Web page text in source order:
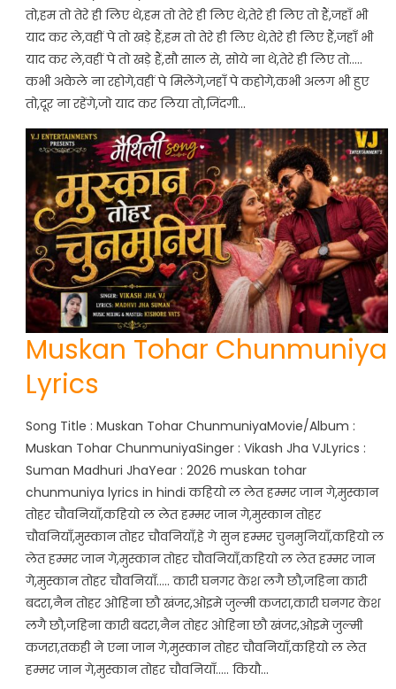
तो,हम तो तेरे ही लिए थे,हम तो तेरे ही लिए थे,तेरे ही लिए तो हैं,जहाँ भी
याद कर ले,वहीं पे तो खड़े हैं,हम तो तेरे ही लिए थे,तेरे ही लिए हैं,जहाँ भी
याद कर ले,वहीं पे तो खड़े हैं,सौ साल से, सोये ना थे,तेरे ही लिए तो…..
कभी अकेले ना रहोगे,वहीं पे मिलेंगे,जहाँ पे कहोगे,कभी अलग भी हुए
तो,दूर ना रहेंगे,जो याद कर लिया तो,जिंदगी…
Muskan Tohar Chunmuniya
Lyrics
Song Title : Muskan Tohar ChunmuniyaMovie/Album :
Muskan Tohar ChunmuniyaSinger : Vikash Jha VJLyrics :
Suman Madhuri JhaYear : 2026 muskan tohar
chunmuniya lyrics in hindi कहियो ल लेत हम्मर जान गे,मुस्कान
तोहर चौवनियाँ,कहियो ल लेत हम्मर जान गे,मुस्कान तोहर
चौवनियाँ,मुस्कान तोहर चौवनियाँ,हे गे सुन हम्मर चुनमुनियाँ,कहियो ल
लेत हम्मर जान गे,मुस्कान तोहर चौवनियाँ,कहियो ल लेत हम्मर जान
गे,मुस्कान तोहर चौवनियाँ….. कारी घनगर केश लगै छौ,जहिना कारी
बदरा,नैन तोहर ओहिना छौ खंजर,ओइमे जुल्मी कजरा,कारी घनगर केश
लगै छौ,जहिना कारी बदरा,नैन तोहर ओहिना छौ खंजर,ओइमे जुल्मी
कजरा,तकही ने एना जान गे,मुस्कान तोहर चौवनियाँ,कहियो ल लेत
हम्मर जान गे,मुस्कान तोहर चौवनियाँ….. कियौ…